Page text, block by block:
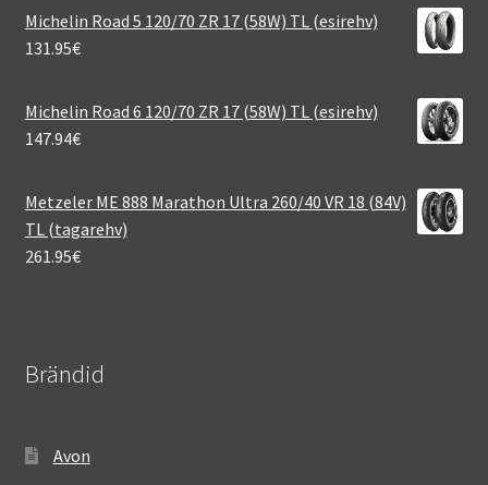
Michelin Road 5 120/70 ZR 17 (58W) TL (esirehv)
131.95€
Michelin Road 6 120/70 ZR 17 (58W) TL (esirehv)
147.94€
Metzeler ME 888 Marathon Ultra 260/40 VR 18 (84V)
TL (tagarehv)
261.95€
Brändid
Avon